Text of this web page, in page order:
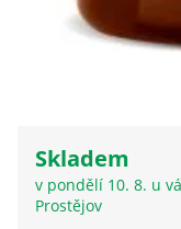
Skladem
v pondělí 10. 8. u
Prostějov